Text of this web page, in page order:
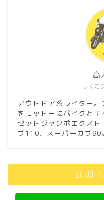
よく走
高
アウトドア系ライター
をモットーにバイクと
ゼットジャンボエクス
ブ110、スーパーカブ90
公式